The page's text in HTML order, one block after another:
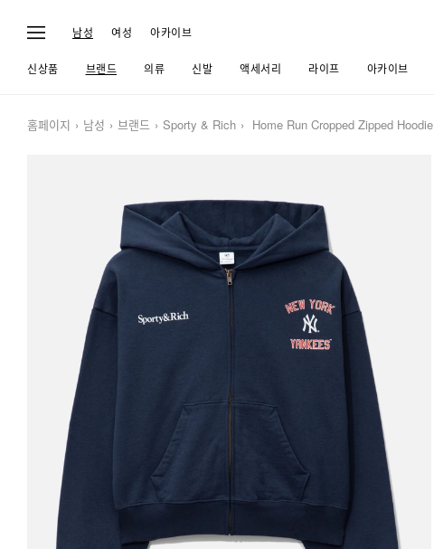
남성 여성 아카이브
신상품 브랜드 의류 신발 액세서리 라이프 아카이브
홈페이지 남성 브랜드 Sporty & Rich Home Run Cropped Zipped Hoodie